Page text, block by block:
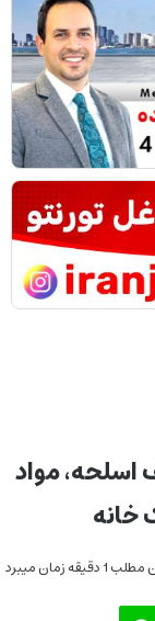
مواد
خانه
زمان میبرد
لاین